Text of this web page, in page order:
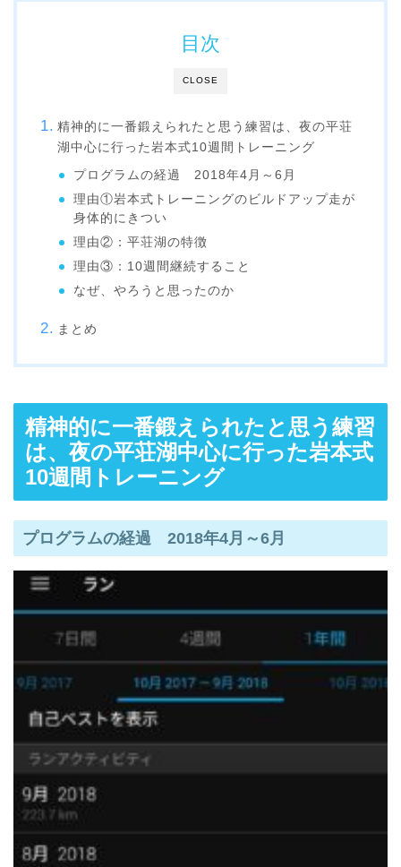
CLOSE
目次
精神的に一番鍛えられたと思う練習は、夜の平荘
湖中心に行った岩本式10週間トレーニング
プログラムの経過 2018年4月～6月
理由①岩本式トレーニングのビルドアップ走が
身体的にきつい
理由②：平荘湖の特徴
理由③：10週間継続すること
なぜ、やろうと思ったのか
まとめ
精神的に一番鍛えられたと思う練習
は、夜の平荘湖中心に行った岩本式
10週間トレーニング
プログラムの経過 2018年4月～6月